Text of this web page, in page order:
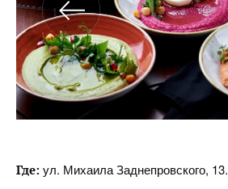
Где: ул. Михаила Заднепровского, 13.